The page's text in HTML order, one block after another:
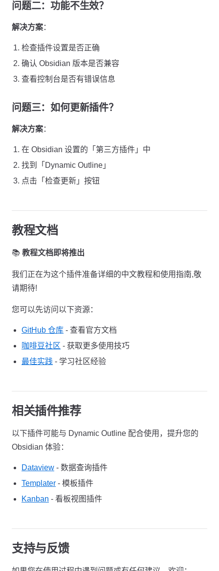
问题二：功能不生效？
解决方案：
检查插件设置是否正确
确认 Obsidian 版本是否兼容
查看控制台是否有错误信息
问题三：如何更新插件？
解决方案：
在 Obsidian 设置的「第三方插件」中
找到「Dynamic Outline」
点击「检查更新」按钮
教程文档
📚 教程文档即将推出
我们正在为这个插件准备详细的中文教程和使用指南,敬
请期待!
您可以先访问以下资源：
GitHub 仓库 - 查看官方文档
咖啡豆社区 - 获取更多使用技巧
最佳实践 - 学习社区经验
相关插件推荐
以下插件可能与 Dynamic Outline 配合使用，提升您的
Obsidian 体验：
Dataview - 数据查询插件
Templater - 模板插件
Kanban - 看板视图插件
支持与反馈